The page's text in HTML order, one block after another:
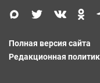
Полная версия сайта
Редакционная